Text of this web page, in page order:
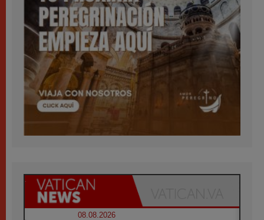
08.08.2026